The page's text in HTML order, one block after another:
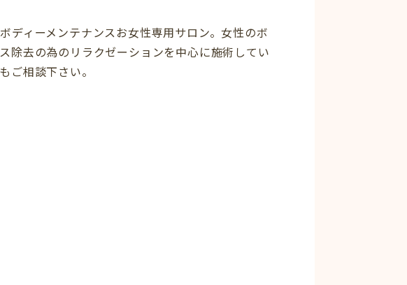
ディーメンテナンスお女性専用サロン。女性のボ
除去の為のリラクゼーションを中心に施術してい
ご相談下さい。